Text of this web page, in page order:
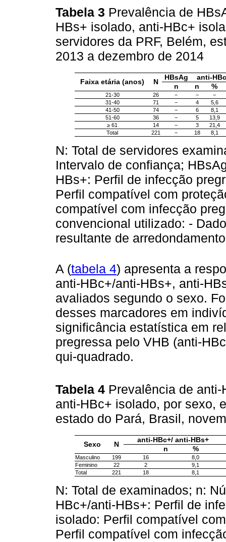
Tabela 3 Prevalência de
HBs+ isolado, anti-HBc+
servidores da PRF, Belém,
2013 a dezembro de 2014
Faixa etária (anos) N
HBsAg
anti-
n
n %
21-30 26 − −
−
31-40
71 − 4
5,6
41-50
74 − 6
8,1
51-60
36 − 5
13,9
≥ 61
14 − 3
21,4
Total
221 − 18 8,1
N: Total de servidores
Intervalo de confiança;
HBs+: Perfil de infecção
Perfil compatível com
compatível com infecção
convencional utilizado: -
resultante de
A (tabela 4) apresenta a
anti-HBc+/anti-HBs+, anti-
avaliados segundo o sexo.
desses marcadores em
significância estatística em
pregressa pelo VHB (anti-
qui-quadrado.
Tabela 4 Prevalência de
anti-HBc+ isolado, por sexo,
estado do Pará, Brasil,
Sexo N
anti-HBc+/ anti-HBs+
n
%
Masculino 199 16
8,0
Feminino
22 2
9,1
Total
221 18 8,1
N: Total de examinados; n:
HBc+/anti-HBs+: Perfil de
isolado: Perfil compatível
Perfil compatível com